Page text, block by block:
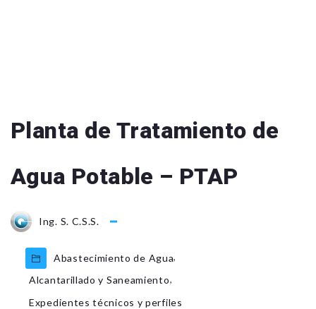
Planta de Tratamiento de
Agua Potable – PTAP
Ing. S. C.S.S.
Abastecimiento de Agua,
Alcantarillado y Saneamiento,
Expedientes técnicos y perfiles